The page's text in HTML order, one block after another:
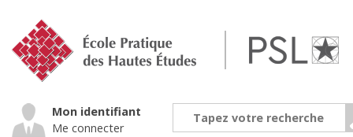
navigation
Mon identifiant
Me connecter